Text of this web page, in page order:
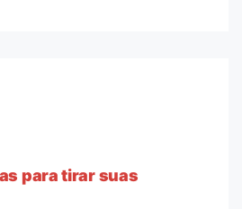
para tirar suas